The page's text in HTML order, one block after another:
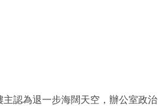
認為退一步海闊天空，辦公室政治